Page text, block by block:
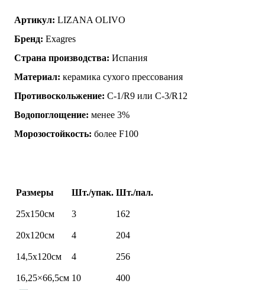
Артикул: LIZANA OLIVO
Бренд: Exagres
Страна производства: Испания
Материал: керамика сухого прессования
Противоскольжение: C-1/R9 или C-3/R12
Водопоглощение: менее 3%
Морозостойкость: более F100
Размеры Шт./упак. Шт./пал.
25х150см 3 162
20х120см 4 204
14,5х120см 4 256
16,25×66,5см 10 400